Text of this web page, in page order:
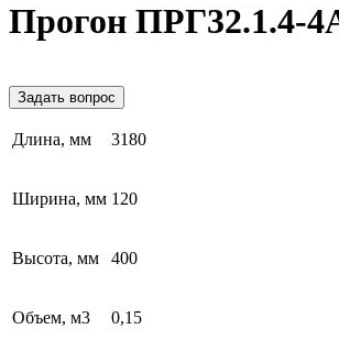
Прогон ПРГ32.1.4-
Задать вопрос
Длина, мм 3180
Ширина, мм 120
Высота, мм 400
Объем, м3 0,15